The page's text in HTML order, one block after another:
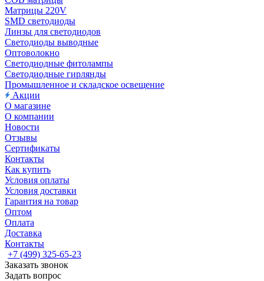
Матрицы 220V
SMD светодиоды
Линзы для светодиодов
Светодиоды выводные
Оптоволокно
Светодиодные фитолампы
Светодиодные гирлянды
Промышленное и складское освещение
Акции
О магазине
О компании
Новости
Отзывы
Сертификаты
Контакты
Как купить
Условия оплаты
Условия доставки
Гарантия на товар
Оптом
Оплата
Доставка
Контакты
+7 (499) 325-65-23
Заказать звонок
Задать вопрос